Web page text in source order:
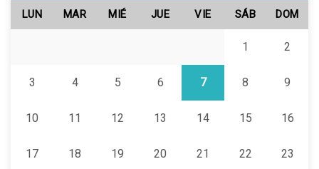
LUN MAR MIÉ JUE VIE SÁB DOM
1 2
3 4 5 6 7 8 9
10 11 12 13 14 15 16
17 18 19 20 21 22 23